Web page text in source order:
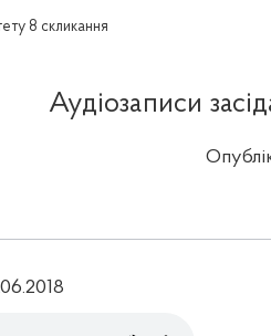
8 скликання
Аудіозаписи